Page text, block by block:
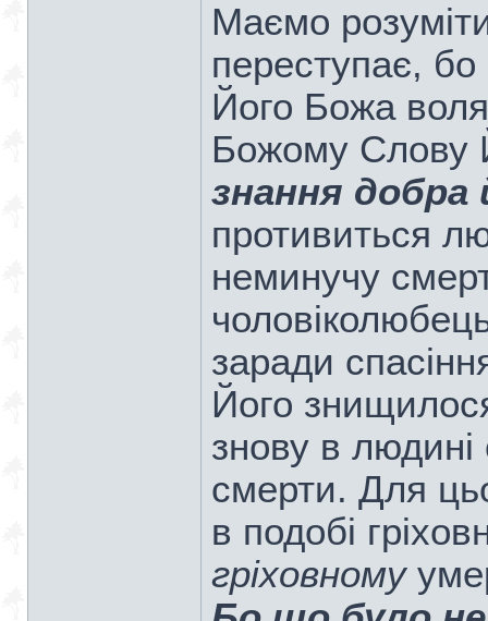
Маємо
переступає,
Його Божа
Божому Слову
знання добра
противиться
неминучу
заради
Його
знову в
смерти. Для
в подобі
гріховному